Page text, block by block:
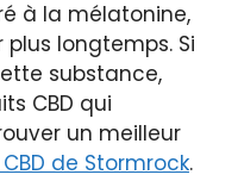
à la mélatonine,
longtemps. Si
substance,
CBD qui
un meilleur
de Stormrock.